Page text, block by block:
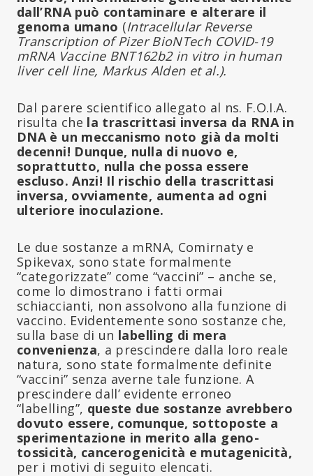
dall’RNA può contaminare e alterare il
genoma umano (Intracellular Reverse
Transcription of Pizer BioNTech COVID-19
mRNA Vaccine BNT162b2 in vitro in human
liver cell line, Markus Alden et al.).
Dal parere scientifico allegato al ns. F.O.I.A.
risulta che la trascrittasi inversa da RNA in
DNA è un meccanismo noto già da molti
decenni! Dunque, nulla di nuovo e,
soprattutto, nulla che possa essere
escluso. Anzi! Il rischio della trascrittasi
inversa, ovviamente, aumenta ad ogni
ulteriore inoculazione.
Le due sostanze a mRNA, Comirnaty e
Spikevax, sono state formalmente
“categorizzate” come “vaccini” – anche se,
come lo dimostrano i fatti ormai
schiaccianti, non assolvono alla funzione di
vaccino. Evidentemente sono sostanze che,
sulla base di un labelling di mera
convenienza, a prescindere dalla loro reale
natura, sono state formalmente definite
“vaccini” senza averne tale funzione. A
prescindere dall’ evidente erroneo
“labelling”, queste due sostanze avrebbero
dovuto essere, comunque, sottoposte a
sperimentazione in merito alla geno-
tossicità, cancerogenicità e mutagenicità,
per i motivi di seguito elencati.